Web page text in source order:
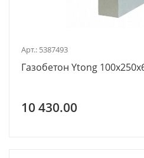
Арт.: 5387493
Газобетон Ytong
10 430.00